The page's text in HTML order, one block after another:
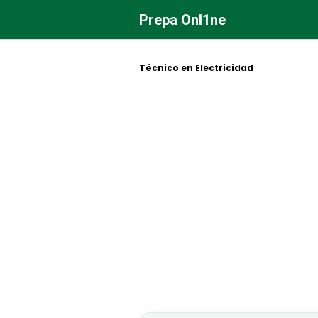
contenido
Prepa Onl1ne
Técnico en Electricidad